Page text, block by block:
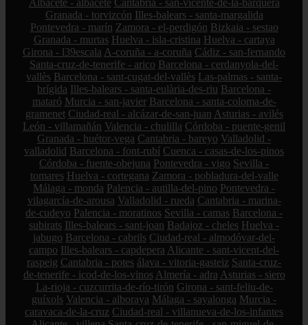
Albacete - albacete Cantabria - san-vicente-de-la-barquera
Granada - torvizcón Illes-balears - santa-margalida
Pontevedra - marín Zamora - el-perdigón Bizkaia - sestao
Granada - murtas Huelva - isla-cristina Huelva - cartaya
Girona - l39escala A-coruña - a-coruña Cádiz - san-fernando
Santa-cruz-de-tenerife - arico Barcelona - cerdanyola-del-
vallès Barcelona - sant-cugat-del-vallès Las-palmas - santa-
brígida Illes-balears - santa-eulària-des-riu Barcelona -
mataró Murcia - san-javier Barcelona - santa-coloma-de-
gramenet Ciudad-real - alcázar-de-san-juan Asturias - avilés
León - villamañán Valencia - chulilla Córdoba - puente-genil
Granada - huétor-vega Cantabria - bareyo Valladolid -
valladolid Barcelona - font-rubí Cuenca - casas-de-los-pinos
Córdoba - fuente-obejuna Pontevedra - vigo Sevilla -
tomares Huelva - cortegana Zamora - pobladura-del-valle
Málaga - monda Palencia - autilla-del-pino Pontevedra -
vilagarcía-de-arousa Valladolid - rueda Cantabria - marina-
de-cudeyo Palencia - moratinos Sevilla - camas Barcelona -
subirats Illes-balears - sant-joan Badajoz - cheles Huelva -
jabugo Barcelona - cabrils Ciudad-real - almodóvar-del-
campo Illes-balears - capdepera Alicante - sant-vicent-del-
raspeig Cantabria - potes álava - vitoria-gasteiz Santa-cruz-
de-tenerife - icod-de-los-vinos Almería - adra Asturias - siero
La-rioja - cuzcurrita-de-río-tirón Girona - sant-feliu-de-
guíxols Valencia - alboraya Málaga - sayalonga Murcia -
caravaca-de-la-cruz Ciudad-real - villanueva-de-los-infantes